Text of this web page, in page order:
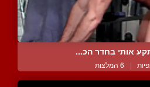
אותי בחדר הכ...
| 6 המלצות